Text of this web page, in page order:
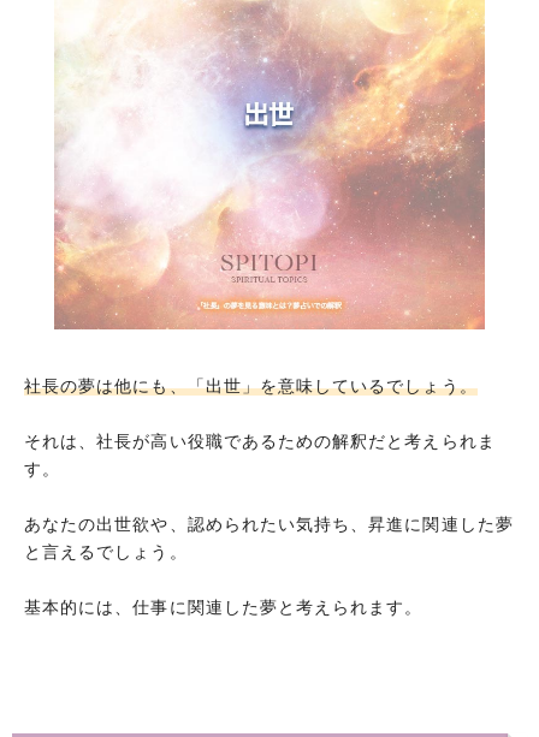
社長の夢は他にも、「出世」を意味しているでしょう。
それは、社長が高い役職であるための解釈だと考えられま
す。
あなたの出世欲や、認められたい気持ち、昇進に関連した夢
と言えるでしょう。
基本的には、仕事に関連した夢と考えられます。